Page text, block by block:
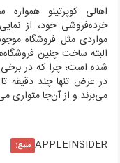
اهالی کوپرتینو
خرده‌فروشی خود، از
مواردی مثل فروشگاه
البته ساخت چنین
شده است؛ چرا که در برخی
در عرض تنها چند دقیقه
می‌برند و از آن‌جا متواری
منبع: APPLEINSIDER